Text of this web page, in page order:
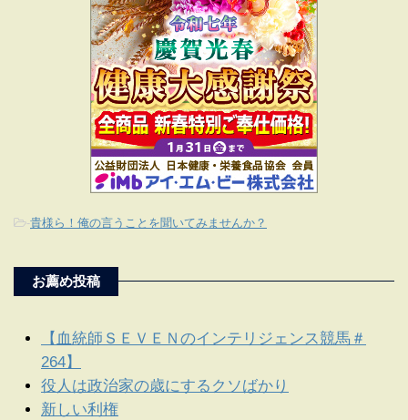
-貴様ら！俺の言うことを聞いてみませんか？
お薦め投稿
【血統師ＳＥＶＥＮのインテリジェンス競馬＃
264】
役人は政治家の歳にするクソばかり
新しい利権